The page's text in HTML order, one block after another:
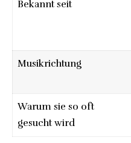
Bekannt seit
Musikrichtung
Warum sie so oft
gesucht wird